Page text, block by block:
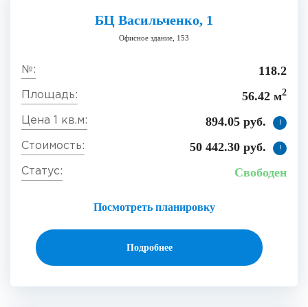
БЦ Васильченко, 1
Офисное здание, 153
118.2
56.42 м2
894.05 руб. !
50 442.30 руб. !
Посмотреть планировку
Свободен
Подробнее